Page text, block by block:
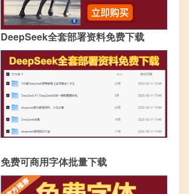
DeepSeek全套部署资料免费下载
免费可商用字体批量下载